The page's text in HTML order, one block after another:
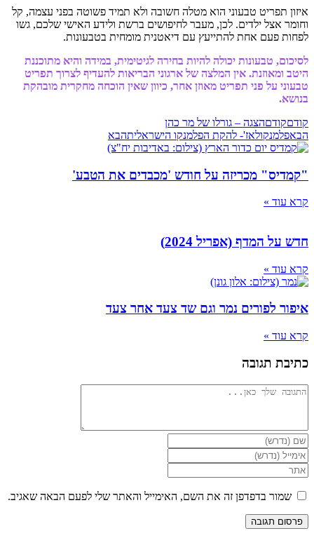
איזון תפריט טבעוני הוא מטלה חשובה ולא תמיד פשוטה בפני עצמה, קל
וחומר אצל ילדים. לכן, מעבר לחיפושים ברשת ולידע האישי שלכם, גשו
לפחות פעם אחת להתייעץ עם דיאטנית מומחית בטבעונות.
לסיכום, טבעונות יכולה להיות בחירה לגיטימית, במידה והיא מתוכננת
היטב ומאוזנת. אין המלצה של ארגוני הבריאות להעדיף לצרוך תפריט
טבעוני על פני תפריט מאוזן אחר, כיוון שאין הוכחה מחקרית מובהקת
בנושא.
קודםקודםהצגה – גורלו של מר כהן
הבאפלמנקולאז'- להקת הפלמנקו הישראליתהבא
"קמדיס" מכריזה על חודש 'מכבדים את הטבע'
קרא עוד »
חדש על המדף (אפריל 2024)
קרא עוד »
איפור לפורים נמר וגם שד צעד אחר צעד
קרא עוד »
כתיבת תגובה
להגיב
הזן
את
השם
שלך
או
שם
משתמש
כדי
הזן
את
כתובת
דואר
האלקטרוני
שלך
כדי
הזן
את
כתובת
האינטרנט
שלך
שמור בדפדפן זה את השם, האימייל והאתר שלי לפעם הבאה שאגיב.